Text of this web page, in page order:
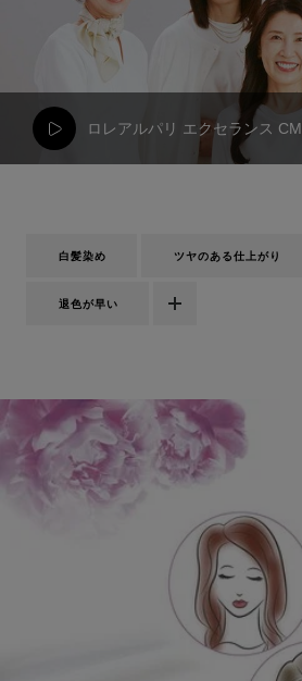
ロレアルパリ エクセランス CM
白髪染め ツヤのある仕上がり
退色が早い